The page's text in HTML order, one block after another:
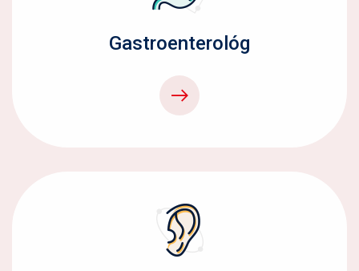
Gastroenterológ